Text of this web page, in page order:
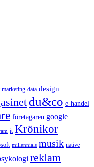
marketing data design
du&co e-handel
företagaren google
it Krönikor
millennials musik native
reklam